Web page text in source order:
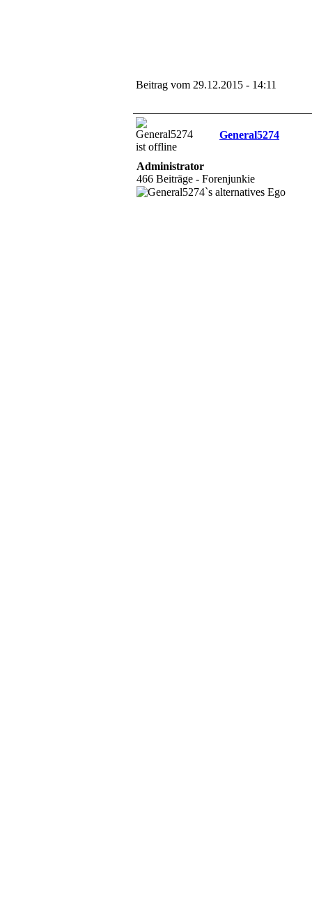
Beitrag vom 29.12.2015 - 14:11
General5274
Administrator
466 Beiträge - Forenjunkie